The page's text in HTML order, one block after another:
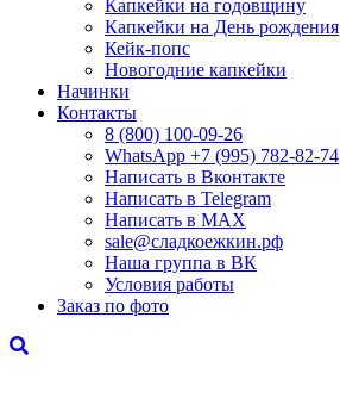
Капкейки на годовщину
Капкейки на День рождения
Кейк-попс
Новогодние капкейки
Начинки
Контакты
8 (800) 100-09-26
WhatsApp +7 (995) 782-82-74
Написать в Вконтакте
Написать в Telegram
Написать в MAX
sale@сладкоежкин.рф
Наша группа в ВК
Условия работы
Заказ по фото